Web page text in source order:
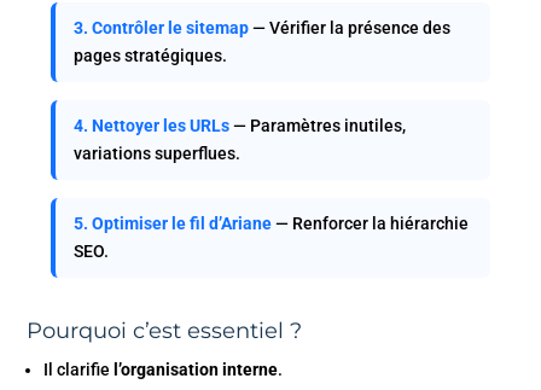
3. Contrôler le sitemap— Vérifier la présence des
pages stratégiques.
4. Nettoyer les URLs— Paramètres inutiles,
variations superflues.
5. Optimiser le fil d’Ariane— Renforcer la hiérarchie
SEO.
Pourquoi c’est essentiel ?
Il clarifie l’organisation interne.